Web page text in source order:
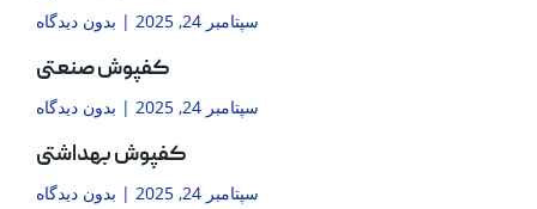
سپتامبر 24, 2025 بدون دیدگاه
کفپوش صنعتی
سپتامبر 24, 2025 بدون دیدگاه
کفپوش بهداشتی
سپتامبر 24, 2025 بدون دیدگاه